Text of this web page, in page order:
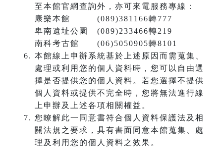
至本館官網查詢外，亦可來電服務專線：
康樂本館 (089)381166轉777
卑南遺址公園 (089)233466轉219
南科考古館 (06)5050905轉8101
本館線上申辦系統基於上述原因而需蒐集、
處理或利用您的個人資料時，您可以自由選
擇是否提供您的個人資料。若您選擇不提供
個人資料或提供不完全時，您將無法進行線
上申辦及上述各項相關權益。
您瞭解此一同意書符合個人資料保護法及相
關法規之要求，具有書面同意本館蒐集、處
理及利用您的個人資料之效果。